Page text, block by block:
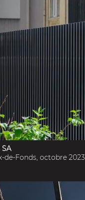
de-Fonds, octobre 2023